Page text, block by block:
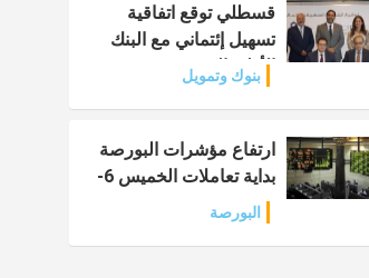
قسطلي توقع اتفاقية
تسهيل إئتماني مع البنك
الأهلي المصري
بنوك وتمويل
ارتفاع مؤشرات البورصة
بداية تعاملات الخميس 6-
8-2026 البورصة